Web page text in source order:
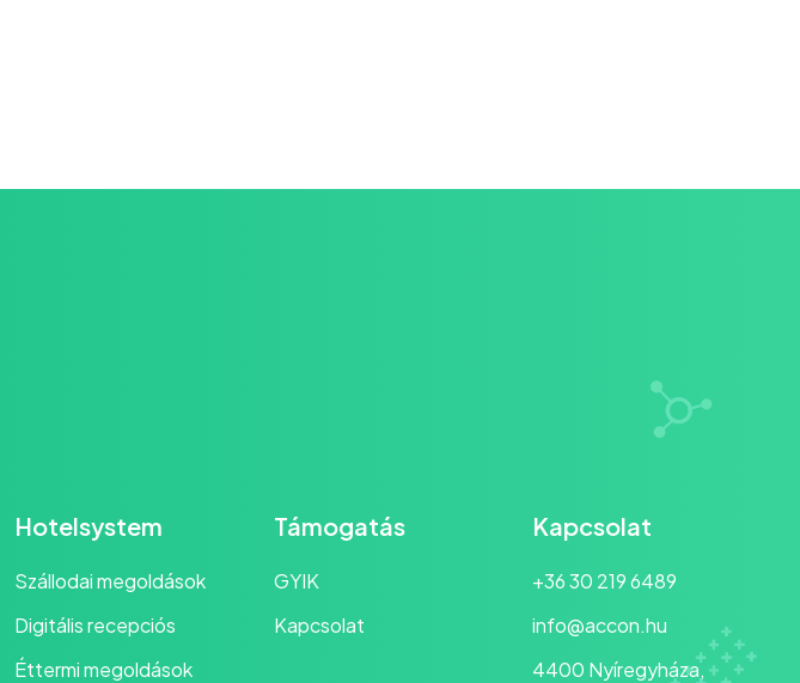
Hotelsystem
Szállodai megoldások
Digitális recepciós
Éttermi megoldások
Támogatás
GYIK
Kapcsolat
Kapcsolat
+36 30 219 6489
info@accon.hu
4400 Nyíregyháza,